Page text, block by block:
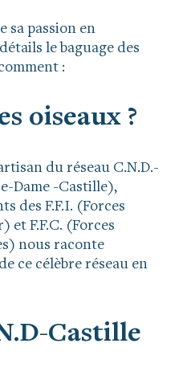
sa passion en
le baguage des
:
oiseaux ?
du réseau C.N.D.-
Dame -Castille),
des F.F.I. (Forces
et F.F.C. (Forces
nous raconte
ce célèbre réseau en
Castille